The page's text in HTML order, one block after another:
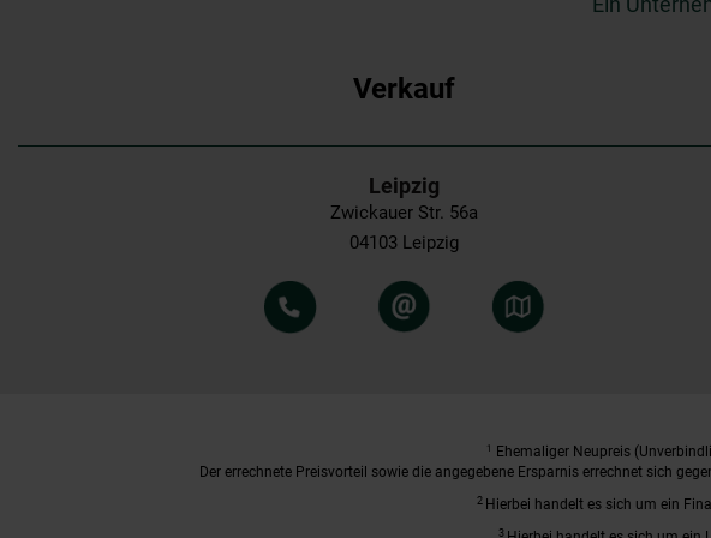
Verkauf
Leipzig
Zwickauer Str. 56a
04103 Leipzig
1
Ehemaliger Neupreis
Der errechnete Preisvorteil sowie die angegebene Ersparnis errechnet sich
2 Hierbei handelt es sich um ein
3